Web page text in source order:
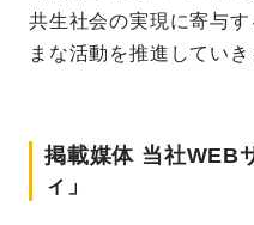
共生社会の実現に寄与
まな活動を推進していき
掲載媒体 当社WEB
ィ」